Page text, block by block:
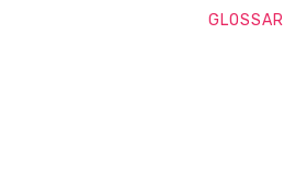
GLOSSAR